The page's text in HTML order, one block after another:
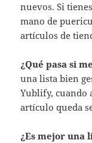
nuevos. Si
mano de
artículos de
¿Qué pasa si
una lista bien
Yublify, cuando
artículo queda
¿Es mejor una